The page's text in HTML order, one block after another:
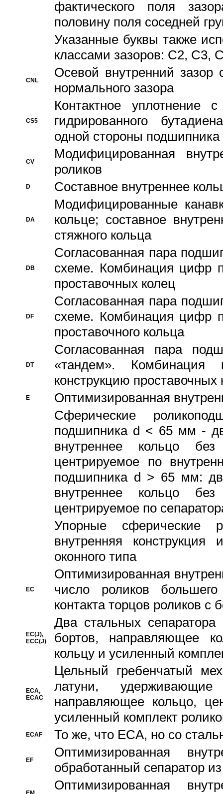
фактического поля
половину поля соседней
Указанные буквы также
классами зазоров: С2,
CNL
Осевой внутренний зазор
нормального зазора
CS5
Контактное уплотнение
гидрированного
одной стороны подшипника
CV
Модифицированная
роликов
D Составное внутреннее
DA
Модифицированные
кольце; составное
стяжного кольца
DB
Согласованная пара
схеме. Комбинация цифр
проставочных колец
DF
Согласованная пара
схеме. Комбинация цифр
проставочного кольца
DT
Согласованная пара
«тандем».
конструкцию проставочных
E
Оптимизированная
Сферические
подшипника d < 65 мм -
внутреннее кольцо
центрируемое по
подшипника d > 65 мм:
внутреннее кольцо
центрируемое по
Упорные сферические
внутренняя
оконного типа
EC
Oптимизированная
число роликов
контакта торцов роликов с
EC(J),
ECC(J)
Два стальных сепаратора
бортов, направляющее
кольцу и усиленный
ECA,
ECAC
Цельный гребенчатый
латуни,
направляющее кольцо,
усиленный комплект
ECAF То же, что ECA, но со
EF
Оптимизированная
обработанный сепаратор
Оптимизированная